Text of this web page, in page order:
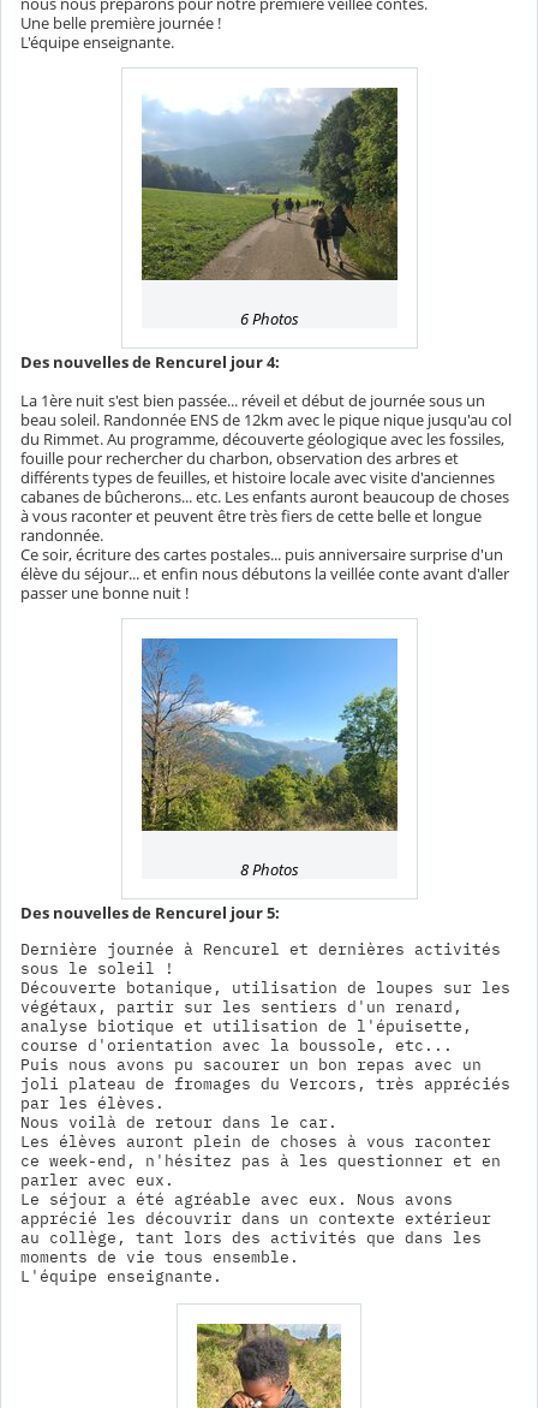
Une belle première journée !
L'équipe enseignante.
6 Photos
Des nouvelles de Rencurel jour 4:
La 1ère nuit s'est bien passée... réveil et début de journée sous un
beau soleil. Randonnée ENS de 12km avec le pique nique jusqu'au col
du Rimmet. Au programme, découverte géologique avec les fossiles,
fouille pour rechercher du charbon, observation des arbres et
différents types de feuilles, et histoire locale avec visite d'anciennes
cabanes de bûcherons... etc. Les enfants auront beaucoup de choses
à vous raconter et peuvent être très fiers de cette belle et longue
randonnée.
Ce soir, écriture des cartes postales... puis anniversaire surprise d'un
élève du séjour... et enfin nous débutons la veillée conte avant d'aller
passer une bonne nuit !
8 Photos
Des nouvelles de Rencurel jour 5:
Dernière journée à Rencurel et dernières activités
sous le soleil !
Découverte botanique, utilisation de loupes sur les
végétaux, partir sur les sentiers d'un renard,
analyse biotique et utilisation de l'épuisette,
course d'orientation avec la boussole, etc...
Puis nous avons pu sacourer un bon repas avec un
joli plateau de fromages du Vercors, très appréciés
par les élèves.
Nous voilà de retour dans le car.
Les élèves auront plein de choses à vous raconter
ce week-end, n'hésitez pas à les questionner et en
parler avec eux.
Le séjour a été agréable avec eux. Nous avons
apprécié les découvrir dans un contexte extérieur
au collège, tant lors des activités que dans les
moments de vie tous ensemble.
L'équipe enseignante.